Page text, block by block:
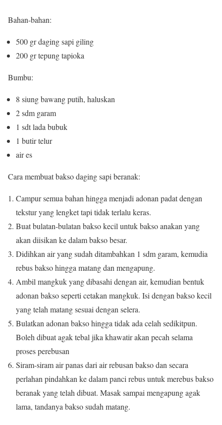
Bahan-bahan:
500 gr daging sapi giling
200 gr tepung tapioka
Bumbu:
8 siung bawang putih, haluskan
2 sdm garam
1 sdt lada bubuk
1 butir telur
air es
Cara membuat bakso daging sapi beranak:
Campur semua bahan hingga menjadi adonan padat dengan
tekstur yang lengket tapi tidak terlalu keras.
Buat bulatan-bulatan bakso kecil untuk bakso anakan yang
akan diisikan ke dalam bakso besar.
Didihkan air yang sudah ditambahkan 1 sdm garam, kemudia
rebus bakso hingga matang dan mengapung.
Ambil mangkuk yang dibasahi dengan air, kemudian bentuk
adonan bakso seperti cetakan mangkuk. Isi dengan bakso kecil
yang telah matang sesuai dengan selera.
Bulatkan adonan bakso hingga tidak ada celah sedikitpun.
Boleh dibuat agak tebal jika khawatir akan pecah selama
proses perebusan
Siram-siram air panas dari air rebusan bakso dan secara
perlahan pindahkan ke dalam panci rebus untuk merebus bakso
beranak yang telah dibuat. Masak sampai mengapung agak
lama, tandanya bakso sudah matang.